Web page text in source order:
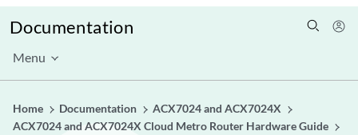
Documentation
Menu
Home Documentation
ACX7024 and ACX7024X
ACX7024 and ACX7024X Cloud Metro Router Hardware Guide